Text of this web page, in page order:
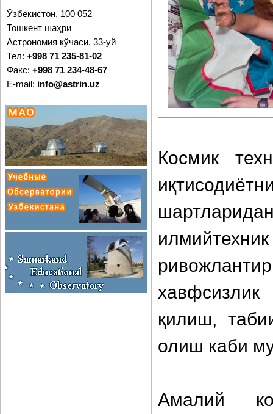
Ўзбекистон, 100 052
Тошкент шаҳри
Астрономия кўчаси, 33-уй
Тел: +998 71 235-81-02
Факс: +998 71 234-48-67
E-mail: info@astrin.uz
Космик
қилиш,
олиш каби
Амалий